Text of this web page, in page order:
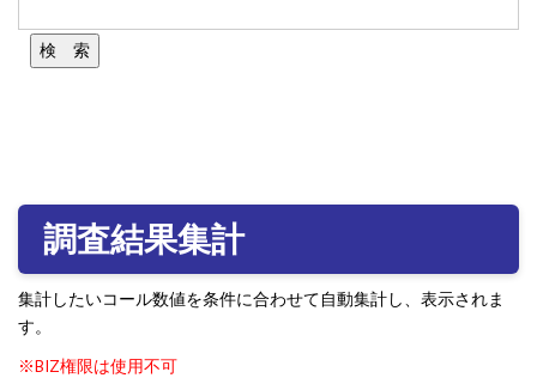
調査結果集計
集計したいコール数値を条件に合わせて自動集計し、表示されま
す。
※BIZ権限は使用不可